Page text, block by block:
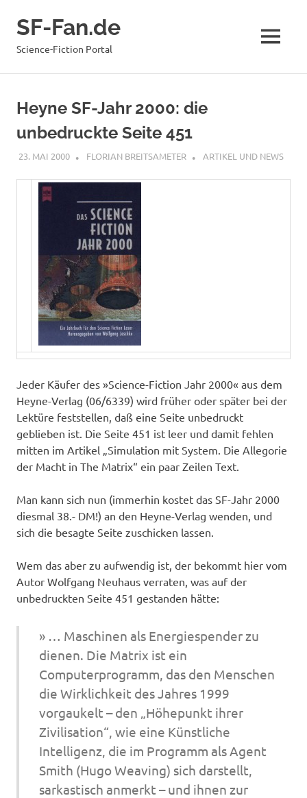
InhaltSF-Fan.de
Science-Fiction Portal MENÜ
Heyne SF-Jahr 2000: die
unbedruckte Seite 451
23. MAI 2000 FLORIAN BREITSAMETER ARTIKEL UND NEWS
Jeder Käufer des »Science-Fiction Jahr 2000« aus dem
Heyne-Verlag (06/6339) wird früher oder später bei der
Lektüre feststellen, daß eine Seite unbedruckt
geblieben ist. Die Seite 451 ist leer und damit fehlen
mitten im Artikel „Simulation mit System. Die Allegorie
der Macht in The Matrix“ ein paar Zeilen Text.
Man kann sich nun (immerhin kostet das SF-Jahr 2000
diesmal 38.- DM!) an den Heyne-Verlag wenden, und
sich die besagte Seite zuschicken lassen.
Wem das aber zu aufwendig ist, der bekommt hier vom
Autor Wolfgang Neuhaus verraten, was auf der
unbedruckten Seite 451 gestanden hätte:
» … Maschinen als Energiespender zu
dienen. Die Matrix ist ein
Computerprogramm, das den Menschen
die Wirklichkeit des Jahres 1999
vorgaukelt – den „Höhepunkt ihrer
Zivilisation“, wie eine Künstliche
Intelligenz, die im Programm als Agent
Smith (Hugo Weaving) sich darstellt,
sarkastisch anmerkt – und ihnen zur